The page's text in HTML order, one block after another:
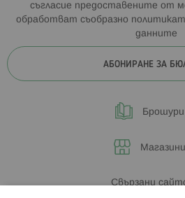
съгласие предоставените от
обработват съобразно
данните
АБОНИРАНЕ ЗА
Брошури
Магазини
Свързани